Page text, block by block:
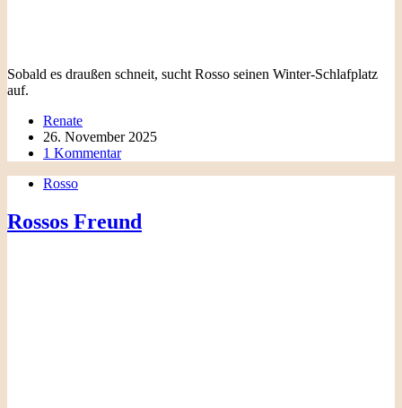
Sobald es draußen schneit, sucht Rosso seinen Winter-Schlafplatz
auf.
Renate
26. November 2025
1 Kommentar
Rosso
Rossos Freund